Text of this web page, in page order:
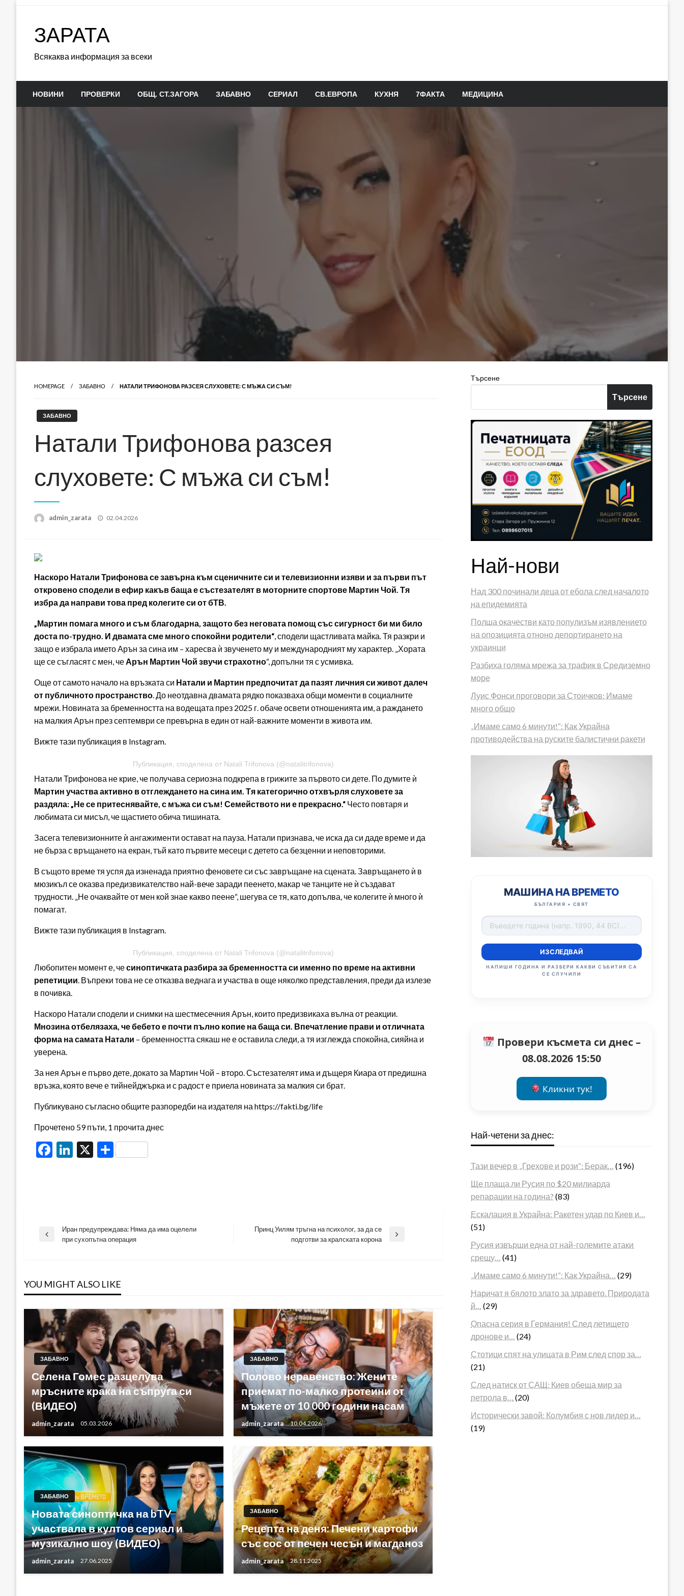
ЗАРАТА
Всякаква информация за всеки
НОВИНИ ПРОВЕРКИ ОБЩ. СТ.ЗАГОРА ЗАБАВНО СЕРИАЛ СВ.ЕВРОПА КУХНЯ 7ФАКТА МЕДИЦИНА
HOMEPAGE ЗАБАВНО НАТАЛИ ТРИФОНОВА РАЗСЕЯ СЛУХОВЕТЕ: С МЪЖА СИ СЪМ!
ЗАБАВНО
Натали Трифонова разсея
слуховете: С мъжа си съм!
admin_zarata
Posted
02.04.2026
Наскоро Натали Трифонова се завърна към сценичните си и телевизионни изяви и за първи път
откровено сподели в ефир какъв баща е състезателят в моторните спортове Мартин Чой. Тя
избра да направи това пред колегите си от бТВ.
„Мартин помага много и съм благодарна, защото без неговата помощ със сигурност би ми било
доста по-трудно. И двамата сме много спокойни родители“, сподели щастливата майка. Тя разкри и
защо е избрала името Арън за сина им – харесва ѝ звученето му и международният му характер. „Хората
ще се съгласят с мен, чеАрън Мартин Чой звучи страхотно“, допълни тя с усмивка.
Още от самото начало на връзката си Натали и Мартин предпочитат да пазят личния си живот далеч
от публичното пространство. До неотдавна двамата рядко показваха общи моменти в социалните
мрежи. Новината за бременността на водещата през 2025 г. обаче освети отношенията им, а раждането
на малкия Арън през септември се превърна в един от най-важните моменти в живота им.
Вижте тази публикация в Instagram.
Публикация, споделена от Natali Trifonova (@natalitrifonova)
Натали Трифонова не крие, че получава сериозна подкрепа в грижите за първото си дете. По думите ѝ
Мартин участва активно в отглеждането на сина им. Тя категорично отхвърля слуховете за
раздяла: „Не се притеснявайте, с мъжа си съм! Семейството ни е прекрасно.“ Често повтаря и
любимата си мисъл, че щастието обича тишината.
Засега телевизионните ѝ ангажименти остават на пауза. Натали признава, че иска да си даде време и да
не бърза с връщането на екран, тъй като първите месеци с детето са безценни и неповторими.
В същото време тя успя да изненада приятно феновете си със завръщане на сцената. Завръщането ѝ в
мюзикъл се оказва предизвикателство най-вече заради пеенето, макар че танците не ѝ създават
трудности. „Не очаквайте от мен кой знае какво пеене“, шегува се тя, като допълва, че колегите ѝ много ѝ
помагат.
Вижте тази публикация в Instagram.
Публикация, споделена от Natali Trifonova (@natalitrifonova)
Любопитен момент е, чесиноптичката разбира за бременността си именно по време на активни
репетиции. Въпреки това не се отказва веднага и участва в още няколко представления, преди да излезе
в почивка.
Наскоро Натали сподели и снимки на шестмесечния Арън, които предизвикаха вълна от реакции.
Мнозина отбелязаха, че бебето е почти пълно копие на баща си. Впечатление прави и отличната
форма на самата Натали – бременността сякаш не е оставила следи, а тя изглежда спокойна, сияйна и
уверена.
За нея Арън е първо дете, докато за Мартин Чой – второ. Състезателят има и дъщеря Киара от предишна
връзка, която вече е тийнейджърка и с радост е приела новината за малкия си брат.
Публикувано съгласно общите разпоредби на издателя на https://fakti.bg/life
Прочетено 59 пъти, 1 прочита днес
Facebook
LinkedIn
X Share
Навигация
Previous
Иран предупреждава: Няма да има оцелели
при сухопътна операция
Принц Уилям тръгна на психолог, за да се
подготви за кралската корона
YOU MIGHT ALSO LIKE
ЗАБАВНО
Селена Гомес разцелува
мръсните крака на съпруга си
(ВИДЕО)
admin_zarata 05.03.2026
ЗАБАВНО
Полово неравенство: Жените
приемат по-малко протеини от
мъжете от 10 000 години насам
admin_zarata 10.04.2026
ЗАБАВНО
Новата синоптичка на bTV
участвала в култов сериал и
музикално шоу (ВИДЕО)
admin_zarata 27.06.2025
ЗАБАВНО
Рецепта на деня: Печени картофи
със сос от печен чесън и магданоз
admin_zarata 28.11.2025
Търсене
Търсене
Най-нови
Над 300 починали деца от ебола след началото
на епидемията
Полша окачестви като популизъм изявлението
на опозицията отноно депортирането на
украинци
Разбиха голяма мрежа за трафик в Средиземно
море
Луис Фонси проговори за Стоичков: Имаме
много общо
„Имаме само 6 минути!“: Как Украйна
противодейства на руските балистични ракети
МАШИНА НА ВРЕМЕТО
БЪЛГАРИЯ + СВЯТ
ИЗСЛЕДВАЙ
НАПИШИ ГОДИНА И РАЗБЕРИ КАКВИ СЪБИТИЯ СА
СЕ СЛУЧИЛИ
Провери късмета си днес –
08.08.2026 15:50
Кликни тук!
Най-четени за днес:
Тази вечер в „Грехове и рози“: Берак…
(196)
Ще плаща ли Русия по $20 милиарда
репарации на година? (83)
Ескалация в Украйна: Ракетен удар по Киев и…
(51)
Русия извърши една от най-големите атаки
срещу…
(41)
„Имаме само 6 минути!“: Как Украйна…
(29)
Наричат я бялото злато за здравето. Природата
й…
(29)
Опасна серия в Германия! След летището
дронове и…
(24)
Стотици спят на улицата в Рим след спор за…
(21)
След натиск от САЩ: Киев обеща мир за
петрола в…
(20)
Исторически завой: Колумбия с нов лидер и…
(19)